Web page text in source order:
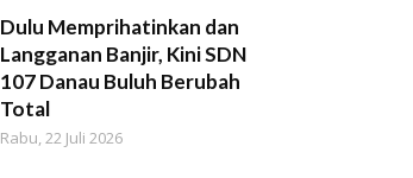
Dulu Memprihatinkan dan
Langganan Banjir, Kini SDN
107 Danau Buluh Berubah
Total
Rabu, 22 Juli 2026